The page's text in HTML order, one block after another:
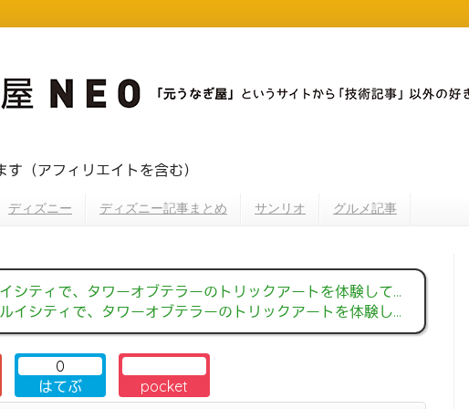
（アフィリエイトを含む）
ディズニー ディズニー記事まとめ サンリオ グルメ記事
シティで、タワーオブテラーのトリックアートを体験してきたよ！☆
イシティで、タワーオブテラーのトリックアートを体験してきたよ！☆
0
はてぶ
pocket